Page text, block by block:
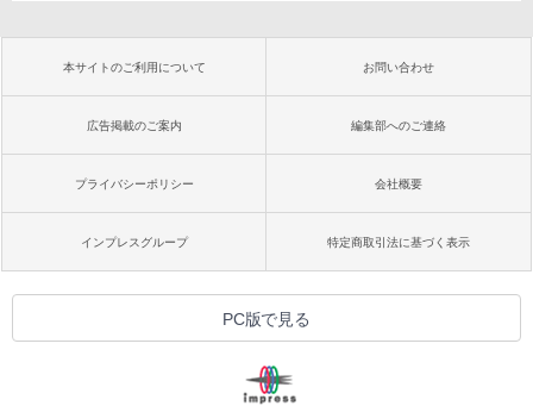
本サイトのご利用について お問い合わせ
広告掲載のご案内 編集部へのご連絡
プライバシーポリシー 会社概要
インプレスグループ 特定商取引法に基づく表示
PC版で見る